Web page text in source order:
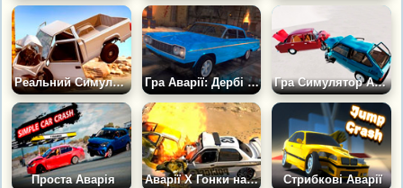
Реальний Симулятор Автомобільних Зіткнень Гра Аварії: Дербі на Знищення Гра Симулятор Аварі: Російські Тачки
Проста Аварія Аварії Х Гонки на Авто Симулятор Стрибкові Аварії